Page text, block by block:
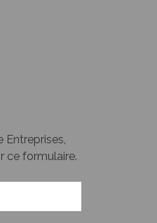
Entreprises,
ce formulaire.